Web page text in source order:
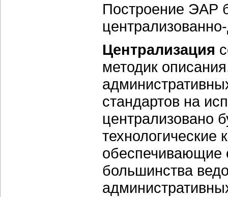
Построение ЭАР
Централизация
методик
стандартов на
централизовано
обеспечивающие
большинства